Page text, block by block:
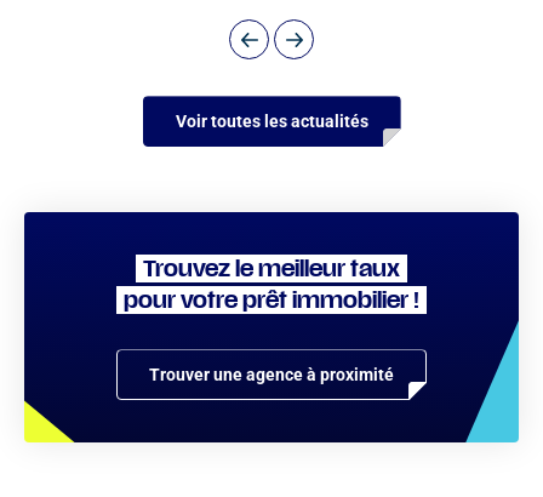
Voir toutes les actualités
Trouvez le meilleur taux
pour votre prêt immobilier !
Trouver une agence à proximité